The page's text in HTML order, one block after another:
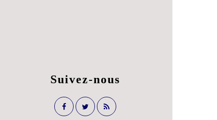
Suivez-nous